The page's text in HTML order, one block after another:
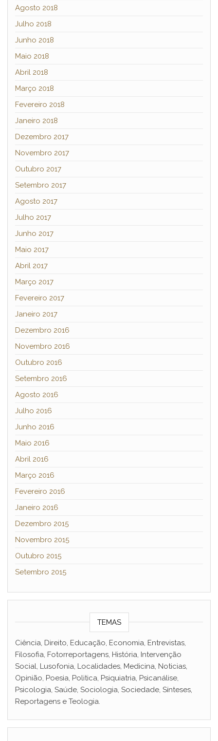
Agosto 2018
Julho 2018
Junho 2018
Maio 2018
Abril 2018
Março 2018
Fevereiro 2018
Janeiro 2018
Dezembro 2017
Novembro 2017
Outubro 2017
Setembro 2017
Agosto 2017
Julho 2017
Junho 2017
Maio 2017
Abril 2017
Março 2017
Fevereiro 2017
Janeiro 2017
Dezembro 2016
Novembro 2016
Outubro 2016
Setembro 2016
Agosto 2016
Julho 2016
Junho 2016
Maio 2016
Abril 2016
Março 2016
Fevereiro 2016
Janeiro 2016
Dezembro 2015
Novembro 2015
Outubro 2015
Setembro 2015
TEMAS
Ciência, Direito, Educação, Economia, Entrevistas,
Filosofia, Fotorreportagens, História, Intervenção
Social, Lusofonia, Localidades, Medicina, Noticias,
Opinião, Poesia, Politica, Psiquiatria, Psicanálise,
Psicologia, Saúde, Sociologia, Sociedade, Sínteses,
Reportagens e Teologia.